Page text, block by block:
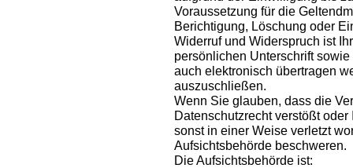
Voraussetzung für die
Berichtigung, Löschung oder
Widerruf und Widerspruch ist
persönlichen Unterschrift
auch elektronisch übertragen
auszuschließen.
Wenn Sie glauben, dass die
Datenschutzrecht verstößt
sonst in einer Weise verletzt
Aufsichtsbehörde beschweren.
Die Aufsichtsbehörde ist: